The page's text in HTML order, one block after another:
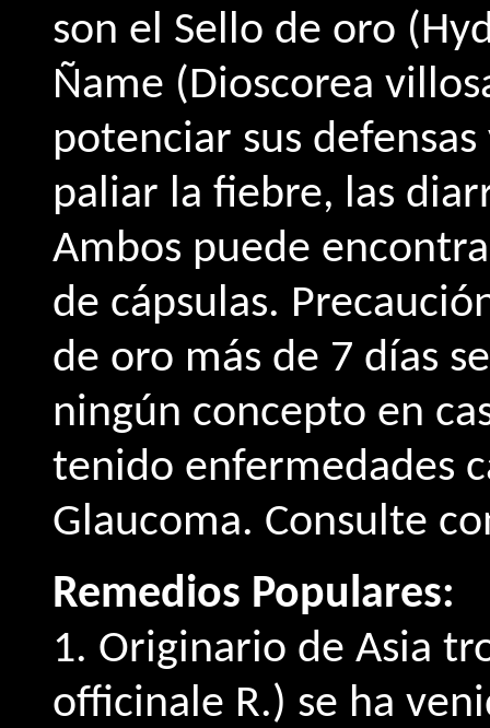
son el Sello de oro
Ñame (Dioscorea
potenciar sus
paliar la fiebre, las
Ambos puede
de cápsulas.
de oro más de 7 días
ningún concepto en
tenido enfermedades
Glaucoma. Consulte
Remedios Populares:
1. Originario de Asia
officinale R.) se ha